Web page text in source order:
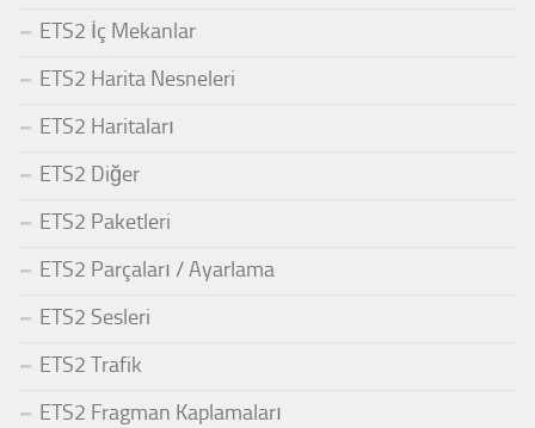
ETS2 İç Mekanlar
ETS2 Harita Nesneleri
ETS2 Haritaları
ETS2 Diğer
ETS2 Paketleri
ETS2 Parçaları / Ayarlama
ETS2 Sesleri
ETS2 Trafik
ETS2 Fragman Kaplamaları